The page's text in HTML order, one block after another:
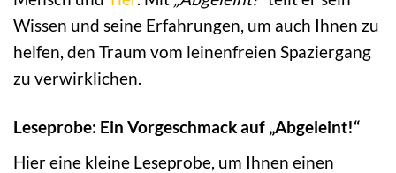
Wissen und seine Erfahrungen, um auch Ihnen zu
helfen, den Traum vom leinenfreien Spaziergang
zu verwirklichen.
Leseprobe: Ein Vorgeschmack auf „Abgeleint!“
Hier eine kleine Leseprobe, um Ihnen einen